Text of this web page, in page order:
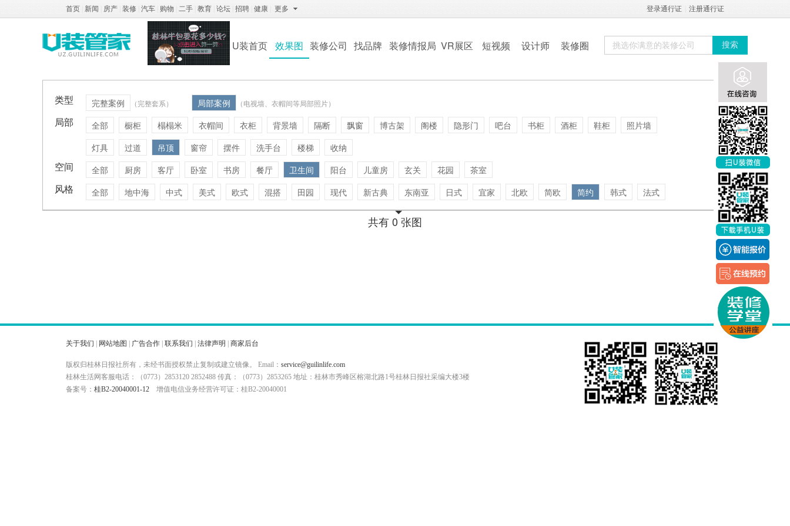
注册通行证
登录通行证
首页 新闻 房产 装修 汽车 购物 二手 教育 论坛 招聘 健康 更多
U装首页 效果图 装修公司 找品牌 装修情报局 VR展区 短视频 设计师 装修圈 搜索
类型 完整案例 （完整套系） 局部案例 （电视墙、衣帽间等局部照片）
局部 全部 橱柜 榻榻米 衣帽间 衣柜 背景墙 隔断 飘窗 博古架 阁楼 隐形门 吧台 书柜 酒柜 鞋柜
照片墙
灯具
过道 吊顶 窗帘 摆件 洗手台 楼梯 收纳
空间 全部 厨房 客厅 卧室 书房 餐厅 卫生间 阳台 儿童房 玄关 花园 茶室
风格 全部 地中海 中式 美式 欧式 混搭 田园 现代 新古典 东南亚 日式 宜家 北欧 简欧 简约 韩式 法式
共有 0 张图
关于我们 网站地图 广告合作 联系我们 法律声明 商家后台
版权归桂林日报社所有，未经书面授权禁止复制或建立镜像。 Email： service@guilinlife.com
桂林生活网客服电话：（0773）2853120 2852488 传真：（0773）2853265 地址：桂林市秀峰区榕湖北路1号桂林日报社采编大楼3楼
备案号： 桂B2-20040001-12 增值电信业务经营许可证：桂B2-20040001